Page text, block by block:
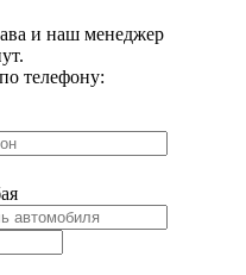
и наш менеджер
телефону: